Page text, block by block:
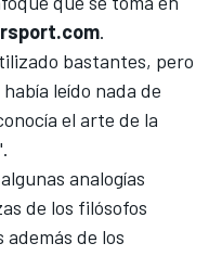
.
bastantes, pero
leído nada de
el arte de la
analogías
de los filósofos
de los